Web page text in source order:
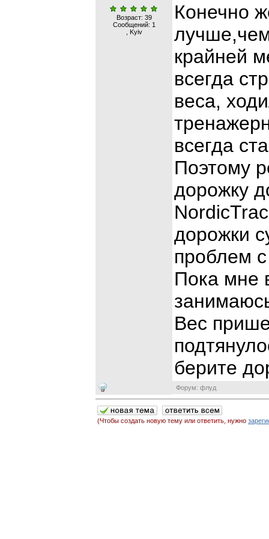
Возраст: 39
Сообщений: 1
, Kyiv
Конечно
крайней
всегда
веса,
всегда
Поэтому
дорожку
дорожки
проблем
Пока мне
Вес
берите
Форум: флуд
(Чтобы создать новую тему или ответить, нужно